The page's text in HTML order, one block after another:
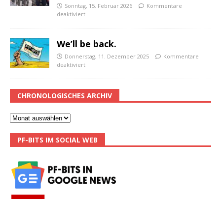
Sonntag, 15. Februar 2026
Kommentare
deaktiviert
We’ll be back.
Donnerstag, 11. Dezember 2025
Kommentare
deaktiviert
CHRONOLOGISCHES ARCHIV
PF-BITS IM SOCIAL WEB